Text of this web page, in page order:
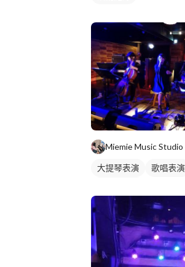
Miemie Music Studio
大提琴表演
歌唱表演